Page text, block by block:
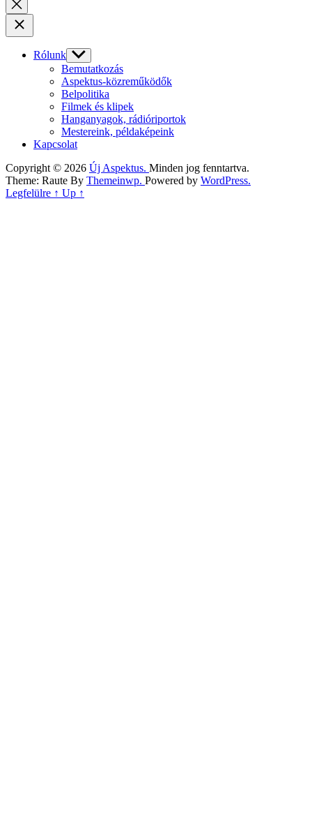
Rólunk Show
sub
menu
Bemutatkozás
Aspektus-közreműködők
Belpolitika
Filmek és klipek
Hanganyagok, rádióriportok
Mestereink, példaképeink
Kapcsolat
Copyright © 2026 Új Aspektus. Minden jog fenntartva.
Theme: Raute By Themeinwp. Powered by WordPress.
Legfelülre ↑ Up ↑